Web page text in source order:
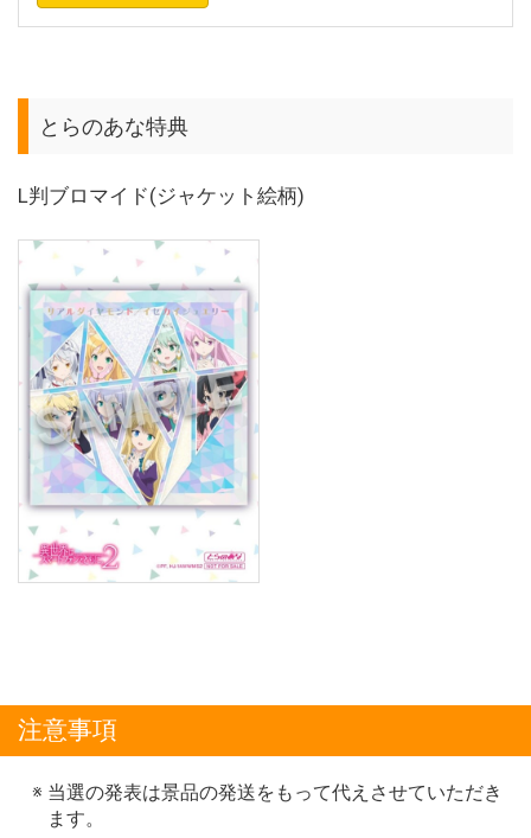
とらのあな特典
L判ブロマイド(ジャケット絵柄)
注意事項
当選の発表は景品の発送をもって代えさせていただき
ます。